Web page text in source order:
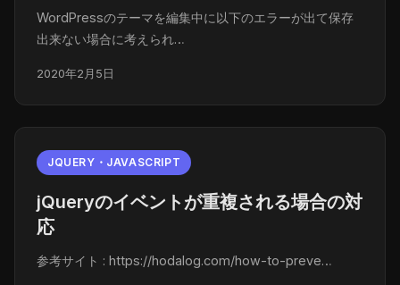
WordPressのテーマを編集中に以下のエラーが出て保存
出来ない場合に考えられ…
2020年2月5日
JQUERY・JAVASCRIPT
jQueryのイベントが重複される場合の対
応
参考サイト : https://hodalog.com/how-to-preve…